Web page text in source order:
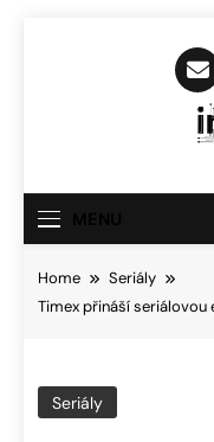
Home
Seriály
Timex přináší
Seriály